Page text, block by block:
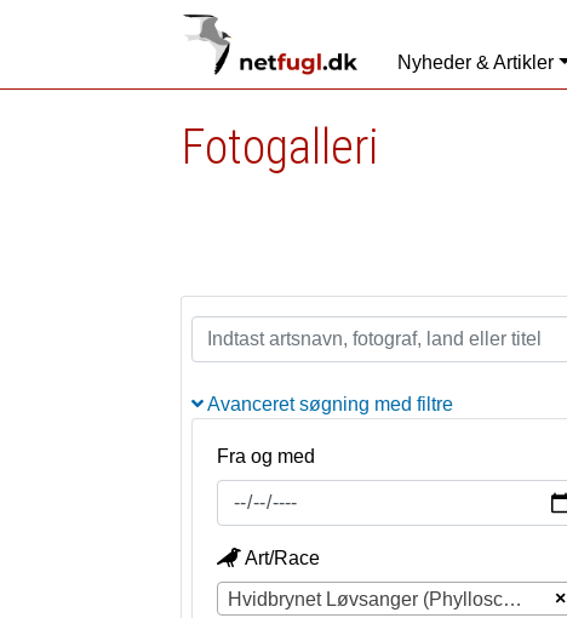
Nyheder & Artikler
Fotogalleri
Avanceret søgning med filtre
Fra og med
Art/Race
×
Hvidbrynet Løvsanger (Phylloscopus inornatus)